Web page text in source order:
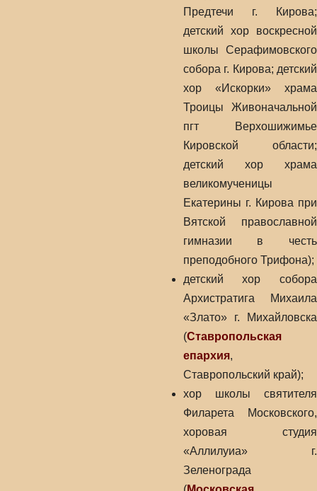
Предтечи г. Кирова;
детский хор воскресной
школы Серафимовского
собора г. Кирова; детский
хор «Искорки» храма
Троицы Живоначальной
пгт Верхошижимье
Кировской области;
детский хор храма
великомученицы
Екатерины г. Кирова при
Вятской православной
гимназии в честь
преподобного Трифона);
детский хор собора
Архистратига Михаила
«Злато» г. Михайловска
(Ставропольская
епархия,
Ставропольский край);
хор школы святителя
Филарета Московского,
хоровая студия
«Аллилуиа» г.
Зеленограда